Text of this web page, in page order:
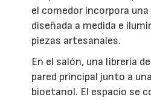
el comedor incorpora una
diseñada a medida e
piezas artesanales.
En el salón, una librería
pared principal junto a
bioetanol. El espacio se